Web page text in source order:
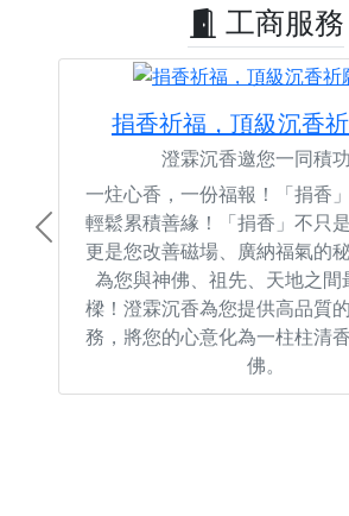
工商服務
捐香祈福，頂級沉香
澄霖沉香邀您一同積
一炷心香，一份福報！「捐香
輕鬆累積善緣！「捐香」不只
更是您改善磁場、廣納福氣的
為您與神佛、祖先、天地之間
樑！澄霖沉香為您提供高品質
務，將您的心意化為一柱柱清
佛。
Previous